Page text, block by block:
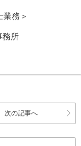
務＞
務所
次の記事へ